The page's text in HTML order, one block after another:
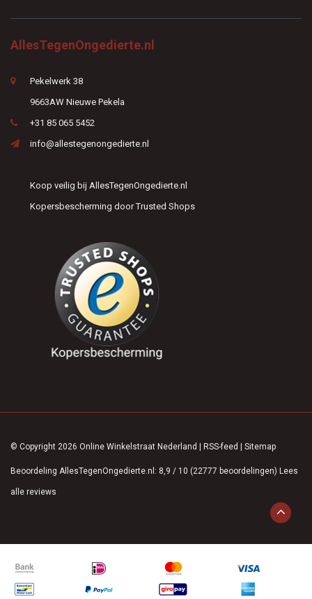
AllesTegenOngedierte.nl
Pekelwerk 38
9663AW Nieuwe Pekela
+31 85 065 5452
info@allestegenongedierte.nl
Koop veilig bij AllesTegenOngedierte.nl
Kopersbescherming door Trusted Shops
© Copyright 2026 Online Winkelstraat Nederland RSS-feed Sitemap
Beoordeling AllesTegenOngedierte.nl : 8,9 / 10 (22777 beoordelingen) Lees
alle reviews